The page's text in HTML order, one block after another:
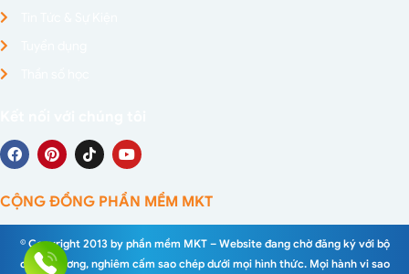
CỘNG ĐỒNG PHẦN MỀM MKT
© Copyright 2013 by phần mềm MKT – Website đang chờ đăng ký với bộ
công thương, nghiêm cấm sao chép dưới mọi hình thức. Mọi hành vi sao